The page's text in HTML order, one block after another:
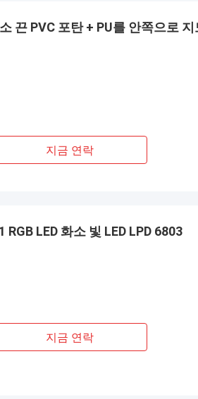
니다, 그것
지치고 구
일, 이 wi
끈 PVC 포탄 + PU를 안쪽으로 지
지금 연락
LED 화소 빛 LED LPD 6803
지금 연락